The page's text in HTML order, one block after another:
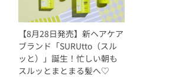
【8月28日発売】新ヘアケア
ブランド「SURUtto（スル
ッと）」誕生！忙しい朝も
スルッとまとまる髪へ♡